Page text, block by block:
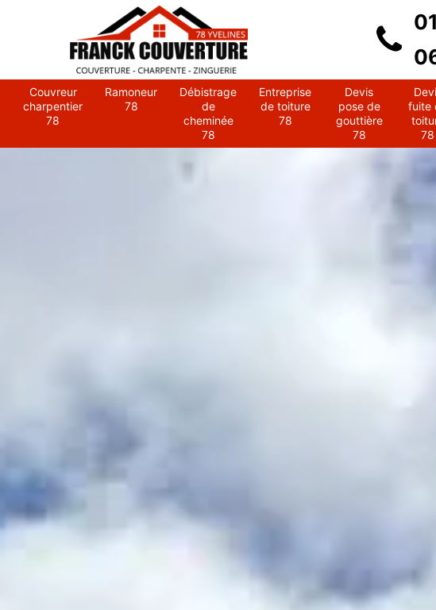
Couvreur
charpentier
78
Ramoneur
78
Débistrage
de
cheminée
78
Entreprise
de toiture
78
Devis
pose de
gouttière
78
fuite
78